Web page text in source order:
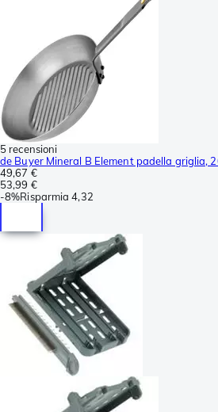
5 recensioni
de Buyer Mineral B Element padella griglia,
49,67 €
53,99 €
-8%Risparmia 4,32